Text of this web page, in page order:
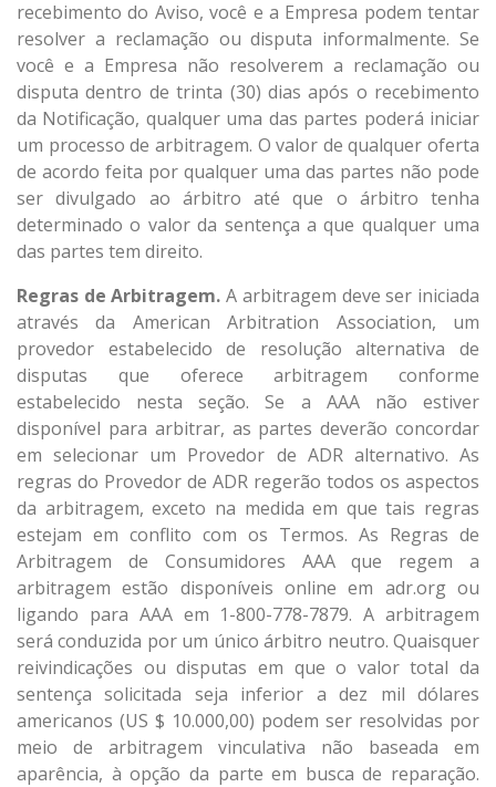
recebimento do Aviso, você e a Empresa podem tentar
resolver a reclamação ou disputa informalmente. Se
você e a Empresa não resolverem a reclamação ou
disputa dentro de trinta (30) dias após o recebimento
da Notificação, qualquer uma das partes poderá iniciar
um processo de arbitragem. O valor de qualquer oferta
de acordo feita por qualquer uma das partes não pode
ser divulgado ao árbitro até que o árbitro tenha
determinado o valor da sentença a que qualquer uma
das partes tem direito.
Regras de Arbitragem.A arbitragem deve ser iniciada
através da American Arbitration Association, um
provedor estabelecido de resolução alternativa de
disputas que oferece arbitragem conforme
estabelecido nesta seção. Se a AAA não estiver
disponível para arbitrar, as partes deverão concordar
em selecionar um Provedor de ADR alternativo. As
regras do Provedor de ADR regerão todos os aspectos
da arbitragem, exceto na medida em que tais regras
estejam em conflito com os Termos. As Regras de
Arbitragem de Consumidores AAA que regem a
arbitragem estão disponíveis online em adr.org ou
ligando para AAA em 1-800-778-7879. A arbitragem
será conduzida por um único árbitro neutro. Quaisquer
reivindicações ou disputas em que o valor total da
sentença solicitada seja inferior a dez mil dólares
americanos (US $ 10.000,00) podem ser resolvidas por
meio de arbitragem vinculativa não baseada em
aparência, à opção da parte em busca de reparação.